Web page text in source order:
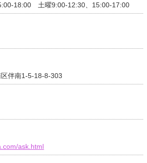
18:00 土曜9:00-12:30、15:00-17:00
伴南1-5-18-8-303
ask.html